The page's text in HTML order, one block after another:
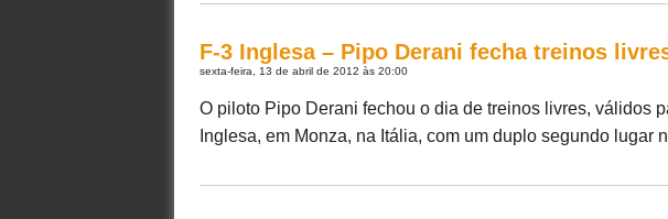
F-3 Inglesa – Pipo Derani fecha treinos
sexta-feira, 13 de abril de 2012 às 20:00
O piloto Pipo Derani fechou o dia de treinos livres, válidos
Inglesa, em Monza, na Itália, com um duplo segundo lugar